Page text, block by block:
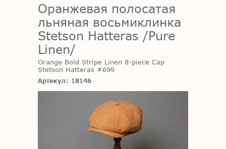
Оранжевая полосатая
льняная восьмиклинка
Stetson Hatteras /Pure
Linen/
Orange Bold Stripe Linen 8-piece Cap
Stetson Hatteras #699
Артикул: 18146